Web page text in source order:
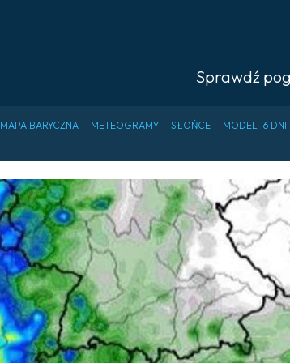
Sprawdź
MAPA BARYCZNA METEOGRAMY SŁOŃCE MODEL 16 DNI